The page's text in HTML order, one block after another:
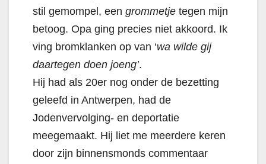
stil gemompel, een grommetje tegen mijn
betoog. Opa ging precies niet akkoord. Ik
ving bromklanken op van ‘wa wilde gij
daartegen doen joeng’.
Hij had als 20er nog onder de bezetting
geleefd in Antwerpen, had de
Jodenvervolging- en deportatie
meegemaakt. Hij liet me meerdere keren
door zijn binnensmonds commentaar